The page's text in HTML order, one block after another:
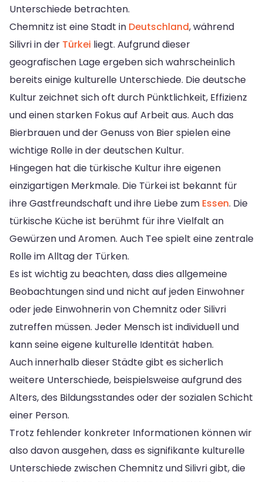
Unterschiede betrachten.
Chemnitz ist eine Stadt in Deutschland, während
Silivri in der Türkei liegt. Aufgrund dieser
geografischen Lage ergeben sich wahrscheinlich
bereits einige kulturelle Unterschiede. Die deutsche
Kultur zeichnet sich oft durch Pünktlichkeit, Effizienz
und einen starken Fokus auf Arbeit aus. Auch das
Bierbrauen und der Genuss von Bier spielen eine
wichtige Rolle in der deutschen Kultur.
Hingegen hat die türkische Kultur ihre eigenen
einzigartigen Merkmale. Die Türkei ist bekannt für
ihre Gastfreundschaft und ihre Liebe zum Essen. Die
türkische Küche ist berühmt für ihre Vielfalt an
Gewürzen und Aromen. Auch Tee spielt eine zentrale
Rolle im Alltag der Türken.
Es ist wichtig zu beachten, dass dies allgemeine
Beobachtungen sind und nicht auf jeden Einwohner
oder jede Einwohnerin von Chemnitz oder Silivri
zutreffen müssen. Jeder Mensch ist individuell und
kann seine eigene kulturelle Identität haben.
Auch innerhalb dieser Städte gibt es sicherlich
weitere Unterschiede, beispielsweise aufgrund des
Alters, des Bildungsstandes oder der sozialen Schicht
einer Person.
Trotz fehlender konkreter Informationen können wir
also davon ausgehen, dass es signifikante kulturelle
Unterschiede zwischen Chemnitz und Silivri gibt, die